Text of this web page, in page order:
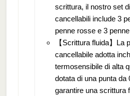
scrittura, il nostro set
cancellabili include 3
penne rosse e 3
【Scrittura fluida】La
cancellabile adotta
termosensibile di alta
dotata di una punta da
garantire una scrittura